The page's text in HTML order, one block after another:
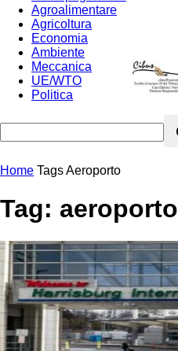
Agroalimentare
Agricoltura
Economia
Ambiente
Meccanica
UE/WTO
Politica
Home TagsAeroporto
Tag: aeroporto